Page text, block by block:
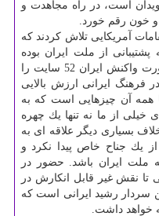
است، در راه مجاهدت و
خون رقم خورد.
آمریكایی تلاش كردند كه
پشتیبانی از ملت ایران بوده
است اما آنگاه كه ترامپ گفت در صورت واكنش ایران 52 سایت را
فرهنگ ایرانی ارزش بالایی
همه آن چیزهایی است كه به
خیلی از ما نه تنها یك چهره
بسیاری دیگر علاقه ای به
یك جناح خاص پیدا نكرد و
ملت ایران باشد. حضور در
تا نقش غیر قابل انكارش در
سردار رشید ایرانی است كه
خواهد داشت.